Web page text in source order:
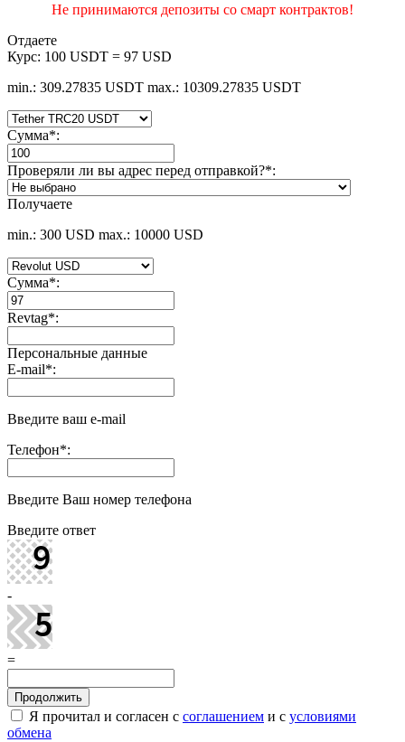
Не принимаются депозиты со смарт контрактов!
Отдаете
Курс: 100 USDT = 97 USD
min.: 309.27835 USDT max.: 10309.27835 USDT
Сумма*:
Проверяли ли вы адрес перед отправкой?*:
Получаете
min.: 300 USD max.: 10000 USD
Сумма*:
Revtag*:
Персональные данные
E-mail*:
Введите ваш e-mail
Телефон*:
Введите Ваш номер телефона
Введите ответ
-
=
Я прочитал и согласен с соглашением и с условиями
обмена